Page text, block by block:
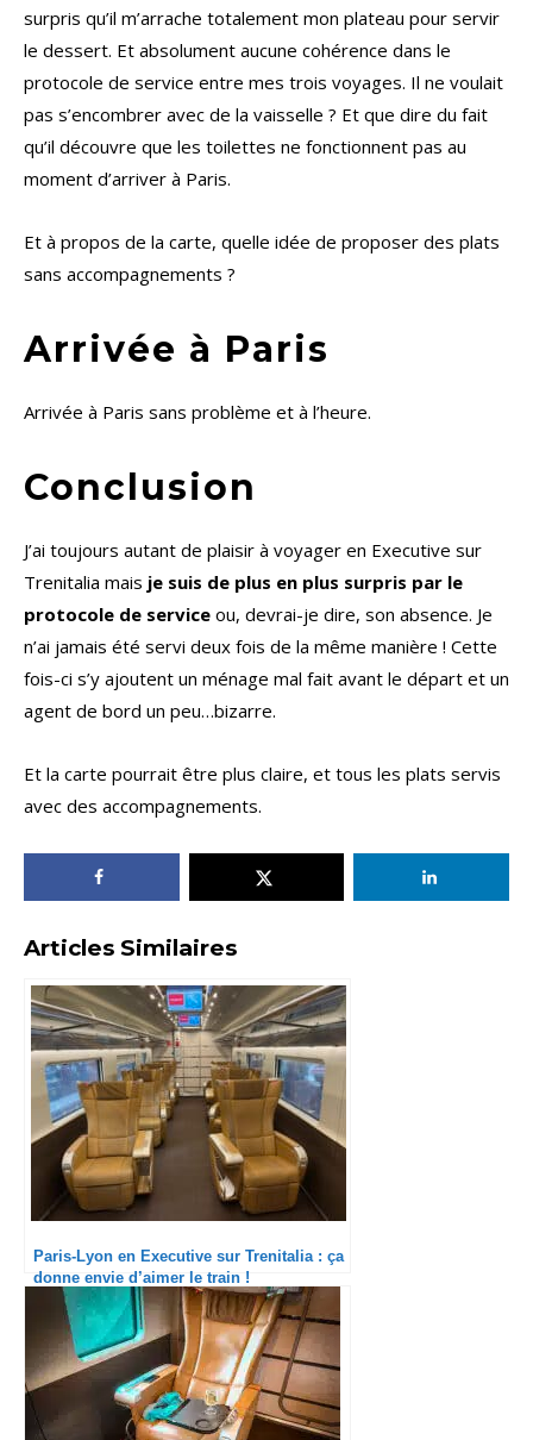
surpris qu’il m’arrache totalement mon plateau pour servir
le dessert. Et absolument aucune cohérence dans le
protocole de service entre mes trois voyages. Il ne voulait
pas s’encombrer avec de la vaisselle ? Et que dire du fait
qu’il découvre que les toilettes ne fonctionnent pas au
moment d’arriver à Paris.
Et à propos de la carte, quelle idée de proposer des plats
sans accompagnements ?
Arrivée à Paris
Arrivée à Paris sans problème et à l’heure.
Conclusion
J’ai toujours autant de plaisir à voyager en Executive sur
Trenitalia mais je suis de plus en plus surpris par le
protocole de service ou, devrai-je dire, son absence. Je
n’ai jamais été servi deux fois de la même manière ! Cette
fois-ci s’y ajoutent un ménage mal fait avant le départ et un
agent de bord un peu…bizarre.
Et la carte pourrait être plus claire, et tous les plats servis
avec des accompagnements.
Articles Similaires
Paris-Lyon en Executive sur Trenitalia : ça
donne envie d’aimer le train !